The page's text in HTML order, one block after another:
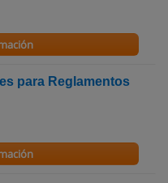
para Reglamentos